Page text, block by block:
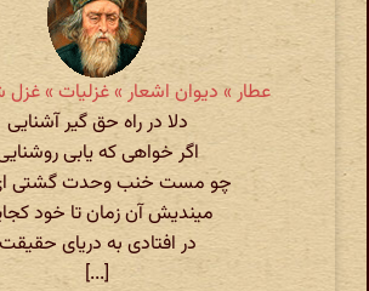
عطار » دیوان اشعار » غزلیات » غزل
دلا در راه حق گیر آشنایی
اگر خواهی که یابی
چو مست خنب وحدت گشتی
میندیش آن زمان تا خود
در افتادی به دریای حقیقت
[...]